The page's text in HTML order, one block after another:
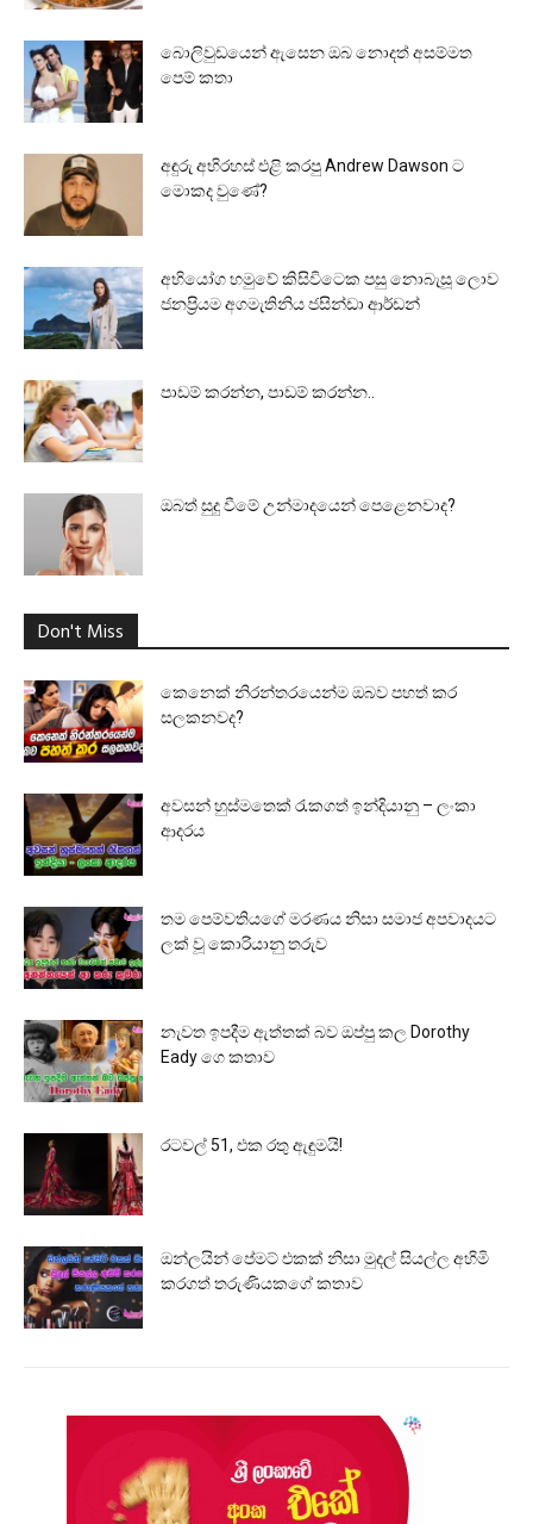
බොලිවුඩයෙන් ඇසෙන ඔබ නොදත් අසම්මත
පෙම් කතා
අඳුරු අභිරහස් එළි කරපු Andrew Dawson ට
මොකද වුණේ?
අභියෝග හමුවේ කිසිවිටෙක පසු නොබැසූ ලොව
ජනප්‍රියම අගමැතිනිය ජසින්ඩා ආර්ඩන්
පාඩම් කරන්න, පාඩම් කරන්න..
ඔබත් සුදු වීමේ උන්මාදයෙන් පෙළෙනවාද?
Don't Miss
කෙනෙක් නිරන්තරයෙන්ම ඔබව පහත් කර
සලකනවද?
අවසන් හුස්මතෙක් රැකගත් ඉන්දියානු – ලංකා
ආදරය
තම පෙම්වතියගේ මරණය නිසා සමාජ අපවාදයට
ලක් වූ කොරියානු තරුව
නැවත ඉපදීම ඇත්තක් බව ඔප්පු කල Dorothy
Eady ගෙ කතාව
රටවල් 51, එක රතු ඇඳුමයි!
ඔන්ලයින් පේමට් එකක් නිසා මුදල් සියල්ල අහිමි
කරගත් තරුණියකගේ කතාව